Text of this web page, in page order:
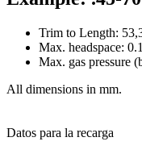
Trim to Length:
Max. headspace:
Max. gas pressure
All dimensions in mm.
Datos para la recarga